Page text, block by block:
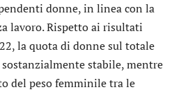
donne, in linea con la
lavoro. Rispetto ai risultati
la quota di donne sul totale
stabile, mentre
del peso femminile tra le